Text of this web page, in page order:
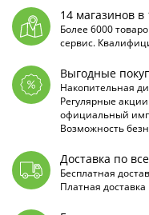
14 магазинов в
Более 6000
сервис.
Выгодные
Накопительная
Регулярные
официальный
Возможность
Доставка по
Бесплатная
Платная